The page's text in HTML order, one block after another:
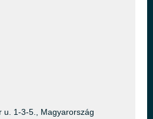
u. 1-3-5., Magyarország